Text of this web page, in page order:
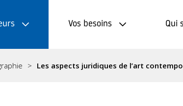
Vos besoins Qui
Les aspects juridiques de l’art